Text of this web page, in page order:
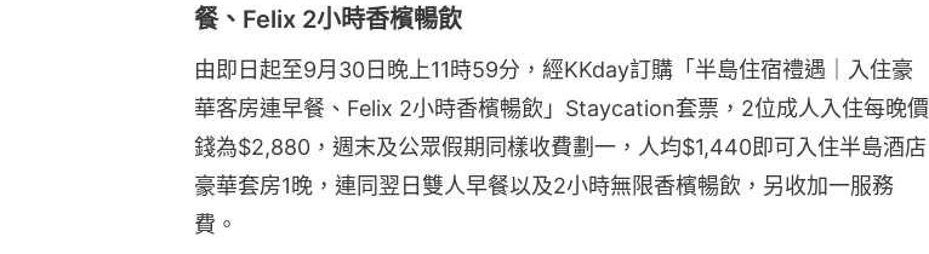
餐、Felix 2小時香檳暢飲
由即日起至9月30日晚上11時59分，經KKday訂購「半島住宿禮遇｜入住豪
華客房連早餐、Felix 2小時香檳暢飲」Staycation套票，2位成人入住每晚價
錢為$2,880，週末及公眾假期同樣收費劃一，人均$1,440即可入住半島酒店
豪華套房1晚，連同翌日雙人早餐以及2小時無限香檳暢飲，另收加一服務
費。